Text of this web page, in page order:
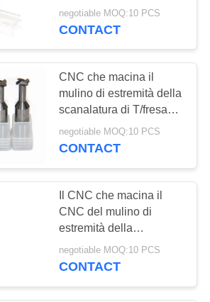
della scanalatura del
carburo di tungsteno T
negotiable MOQ:10 PCS
CONTACT
CNC che macina il
mulino di estremità della
scanalatura di T/fresa
solida dei mulini di
estremità della
negotiable MOQ:10 PCS
CONTACT
Il CNC che macina il
CNC del mulino di
estremità della
scanalatura di T foggia
la fresa di conclusione
negotiable MOQ:10 PCS
CONTACT